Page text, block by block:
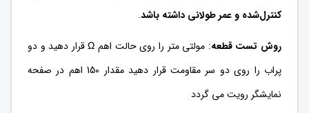
کنترل‌شده و عمر طولانی داشته باشد.
روش تست قطعه
: مولتی متر را روی حالت اهم Ω قرار دهید و دو
پراب را روی دو سر مقاومت قرار دهید مقدار 150 اهم در صفحه
نمایشگر رویت می گردد